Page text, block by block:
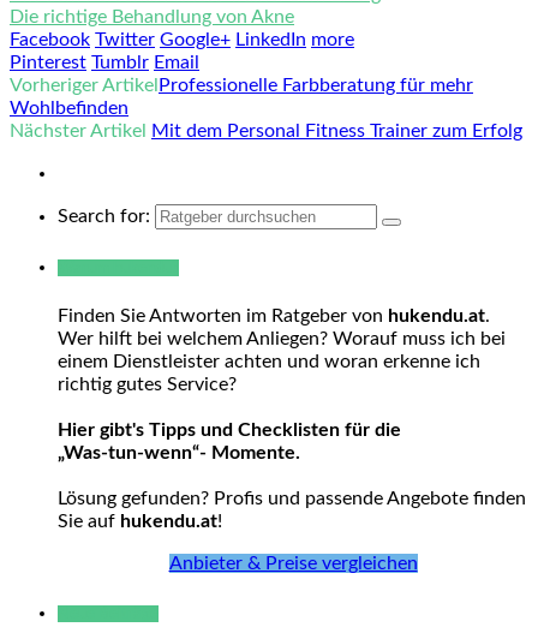
Die richtige Behandlung von Akne
Facebook Twitter Google+ LinkedIn more
Pinterest Tumblr Email
Vorheriger Artikel Professionelle Farbberatung für mehr
Wohlbefinden
Nächster Artikel
Mit dem Personal Fitness Trainer zum Erfolg
Search for:
Finden Sie Antworten im Ratgeber von hukendu.at.
Wer hilft bei welchem Anliegen? Worauf muss ich bei
einem Dienstleister achten und woran erkenne ich
richtig gutes Service?
Hier gibt's Tipps und Checklisten für die
„Was-tun-wenn“- Momente.
Lösung gefunden? Profis und passende Angebote finden
Sie auf hukendu.at!
Anbieter & Preise vergleichen